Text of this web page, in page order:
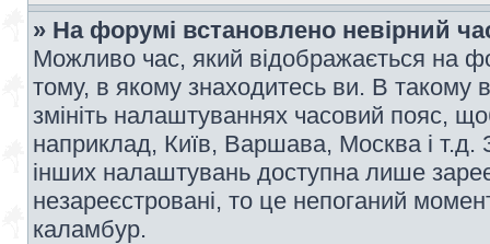
» На форумі встановлено невірний
Можливо час, який відображається на
тому, в якому знаходитесь ви. В такому
змініть налаштуваннях часовий пояс,
наприклад, Київ, Варшава, Москва і т.д.
інших налаштувань доступна лише
незареєстровані, то це непоганий
каламбур.